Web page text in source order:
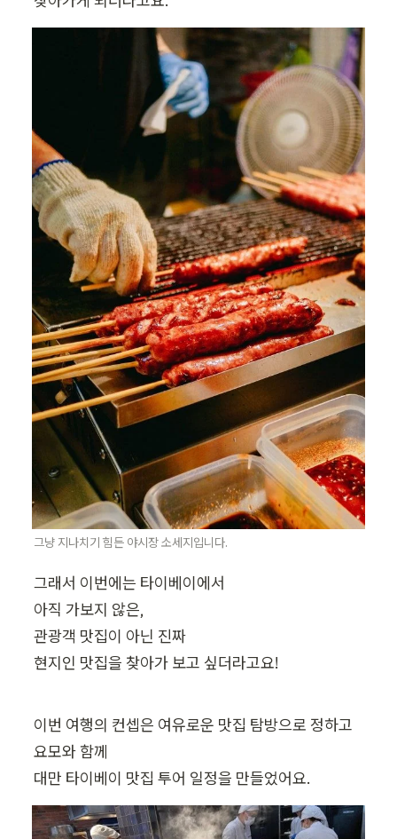
그냥 지나치기 힘든 야시장 소세지입니다.
그래서 이번에는 타이베이에서
아직 가보지 않은,
관광객 맛집이 아닌 진짜
현지인 맛집을 찾아가 보고 싶더라고요!
이번 여행의 컨셉은 여유로운 맛집 탐방으로 정하고
요모와 함께
대만 타이베이 맛집 투어 일정을 만들었어요.